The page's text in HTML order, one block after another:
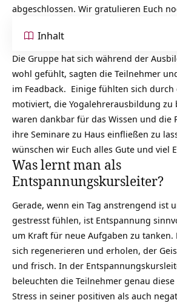
abgeschlossen. Wir gratulieren Euch
Inhalt
Die Gruppe hat sich während der
wohl gefühlt, sagten die Teilnehmer
im Feadback. Einige fühlten sich durch
motiviert, die Yogalehrerausbildung zu
waren dankbar für das Wissen und die
ihre Seminare zu Haus einfließen zu
wünschen wir Euch alles Gute und viel
Was lernt man als
Entspannungskursleiter?
Gerade, wenn ein Tag anstrengend ist
gestresst fühlen, ist Entspannung
um Kraft für neue Aufgaben zu tanken.
sich regenerieren und erholen, der
und frisch. In der
beleuchten die Teilnehmer genau
Stress in seiner positiven als auch